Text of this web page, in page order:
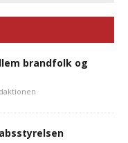
brandfolk og